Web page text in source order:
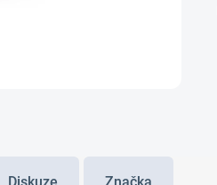
Diskuze Značka